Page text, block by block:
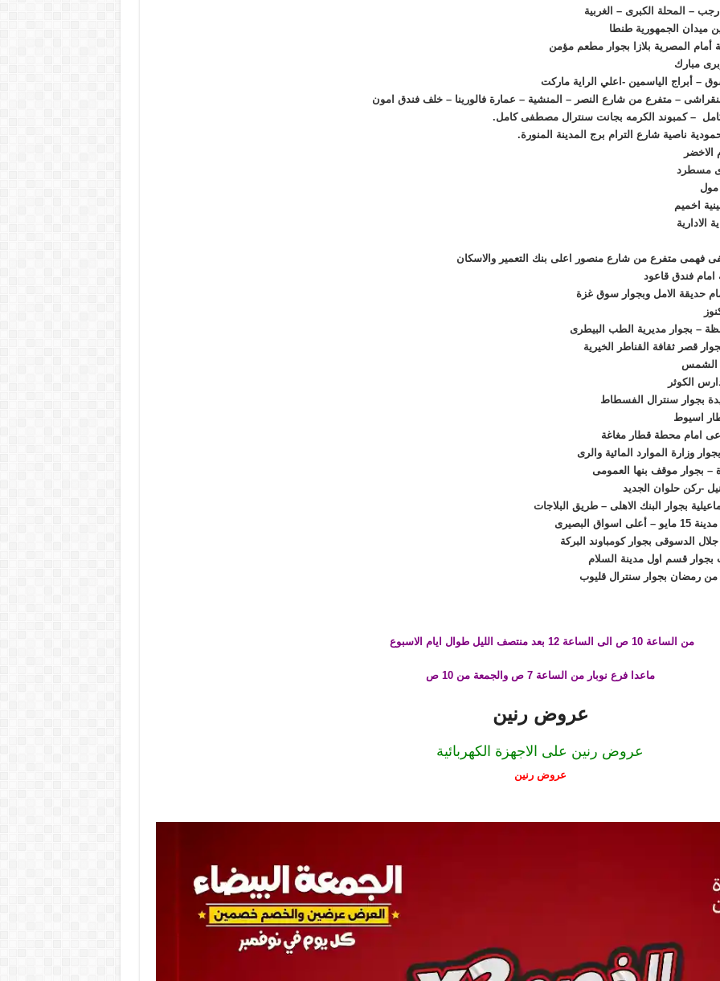
– المحلة الكبرى – الغربية
المصرية بلازا بجوار مطعم مؤمن
مبارك
أبراج الياسمين -اعلي الراية ماركت
– كمبوند الكرمه بجانت سنترال مصطفى كامل.
مسطرد
– بجوار مديرية الطب البيطرى
الشمس
الكوثر
بجوار سنترال الفسطاط
اسيوط
امام محطة قطار مغاغة
وزارة الموارد المائية والرى
– بجوار موقف بنها العمومى
الدسوقى بجوار كومباوند البركة
من الساعة 10 ص الى الساعة 12 بعد منتصف الليل طوال ايام الاسبوع
ماعدا فرع نوبار من الساعة 7 ص والجمعة من 10 ص
عروض رنين
عروض رنين على الاجهزة الكهربائية
عروض رنين